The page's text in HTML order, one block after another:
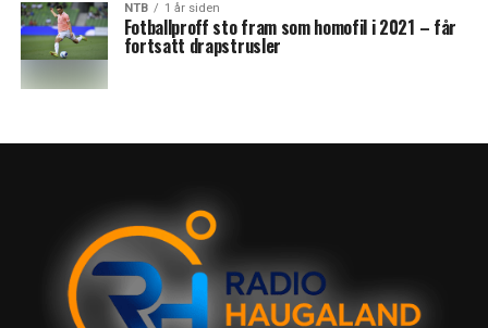
NTB 1 år siden
Fotballproff sto fram som homofil i 2021 – får
fortsatt drapstrusler